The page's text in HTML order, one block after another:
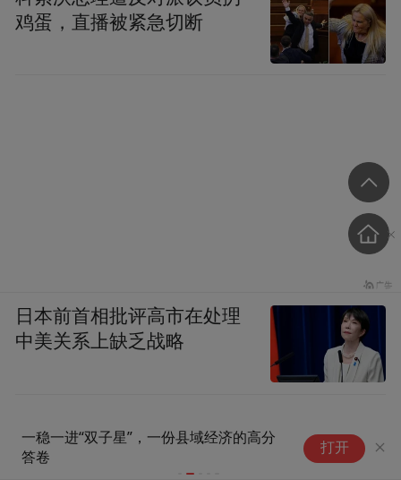
一稳一进“双子星”，一份县域经济的高分
答卷
打开
鸡蛋，直播被紧急切断
日本前首相批评高市在处理
中美关系上缺乏战略